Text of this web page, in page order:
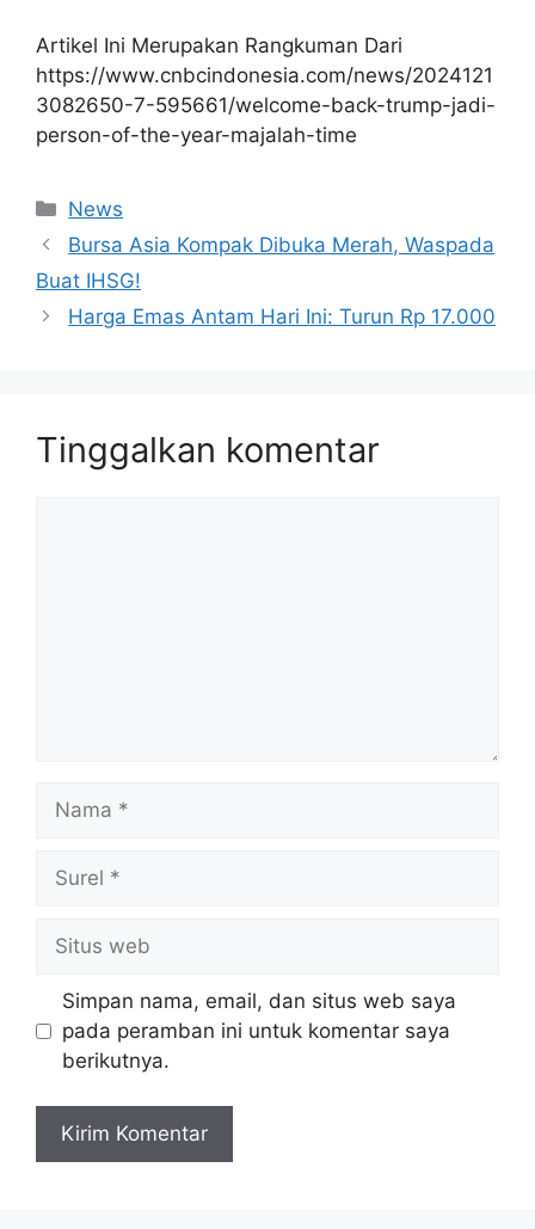
Artikel Ini Merupakan Rangkuman Dari
https://www.cnbcindonesia.com/news/2024121
3082650-7-595661/welcome-back-trump-jadi-
person-of-the-year-majalah-time
Kategori
News
Bursa Asia Kompak Dibuka Merah, Waspada
Buat IHSG!
Harga Emas Antam Hari Ini: Turun Rp 17.000
Tinggalkan komentar
web
Simpan nama, email, dan situs web saya
pada peramban ini untuk komentar saya
berikutnya.